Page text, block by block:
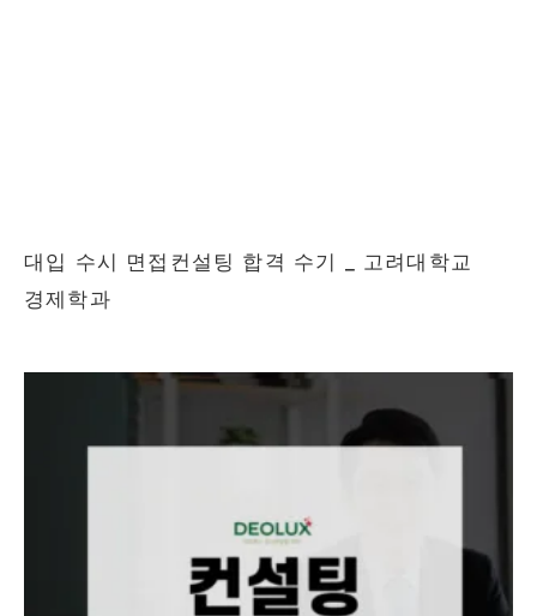
대입 수시 면접컨설팅 합격 수기 _ 고려대학교
경제학과